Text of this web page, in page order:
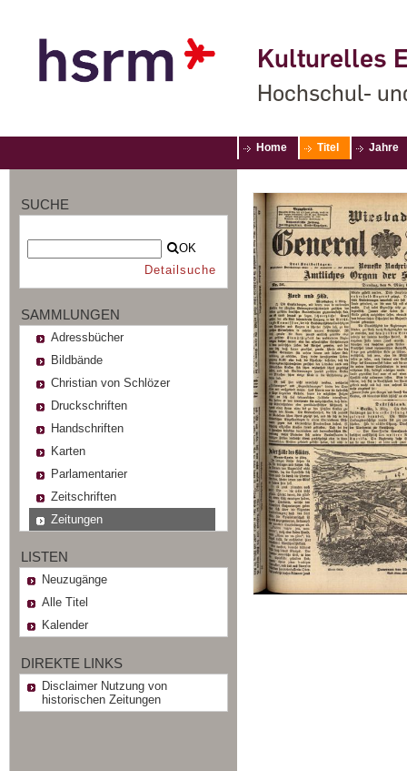
Kulturelles
Hochschul-
Home Titel Jahre
SUCHE
OK
Detailsuche
SAMMLUNGEN
Adressbücher
Bildbände
Christian von Schlözer
Druckschriften
Handschriften
Karten
Parlamentarier
Zeitschriften
Zeitungen
LISTEN
Neuzugänge
Alle Titel
Kalender
DIREKTE LINKS
Disclaimer Nutzung von
historischen Zeitungen